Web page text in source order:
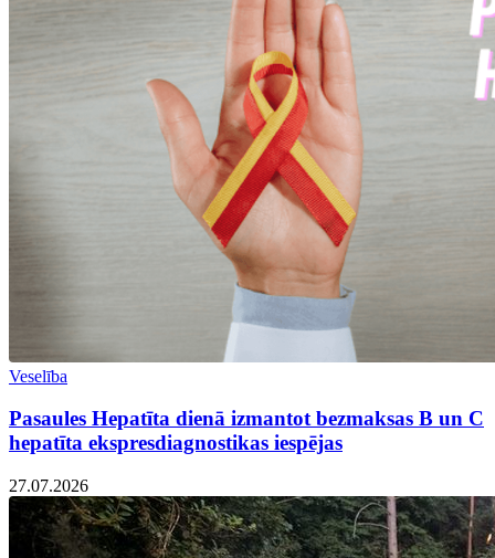
Veselība
Pasaules Hepatīta dienā izmantot bezmaksas B un C
hepatīta ekspresdiagnostikas iespējas
27.07.2026